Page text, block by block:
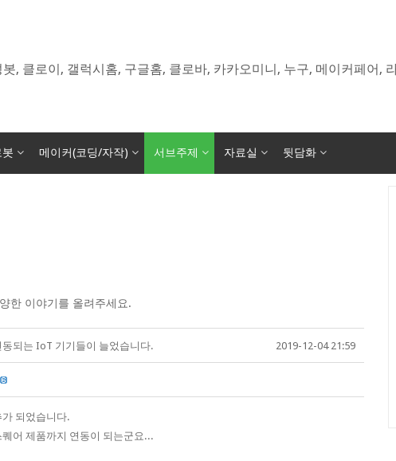
, 클로이, 갤럭시홈, 구글홈, 클로바, 카카오미니, 누구, 메이커페어,
메이커(코딩/자작) 서브주제 자료실 뒷담화
한 이야기를 올려주세요.
동되는 IoT 기기들이 늘었습니다. 2019-12-04 21:59
되었습니다.
어 제품까지 연동이 되는군요...